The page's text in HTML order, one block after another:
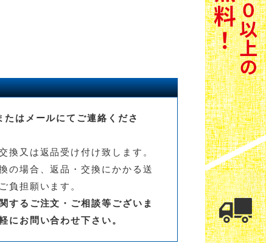
はメールにてご連絡くださ
換又は返品受け付け致します。
の場合、返品・交換にかかる送
負担願います。
するご注文・ご相談等ございま
にお問い合わせ下さい。